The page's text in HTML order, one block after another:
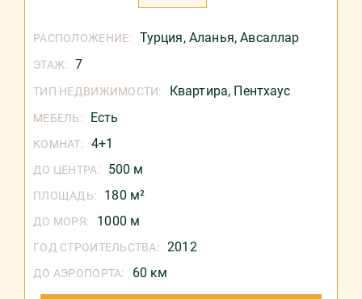
РАСПОЛОЖЕНИЕ: Турция, Аланья,Авсаллар
ЭТАЖ: 7
ТИП НЕДВИЖИМОСТИ: Квартира, Пентхаус
МЕБЕЛЬ: Есть
КОМНАТ: 4+1
ДО ЦЕНТРА: 500 м
ПЛОЩАДЬ: 180 м²
ДО МОРЯ: 1000 м
ГОД СТРОИТЕЛЬСТВА: 2012
ДО АЭРОПОРТА: 60 км